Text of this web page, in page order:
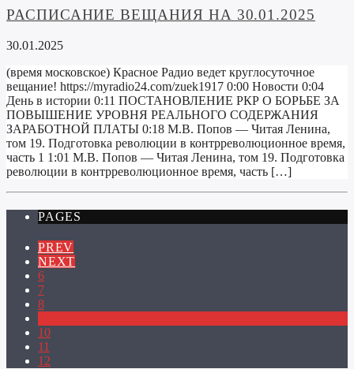
РАСПИСАНИЕ ВЕЩАНИЯ НА 30.01.2025
30.01.2025
(время московское) Красное Радио ведет круглосуточное
вещание! https://myradio24.com/zuek1917 0:00 Новости 0:04
День в истории 0:11 ПОСТАНОВЛЕНИЕ РКР О БОРЬБЕ ЗА
ПОВЫШЕНИЕ УРОВНЯ РЕАЛЬНОГО СОДЕРЖАНИЯ
ЗАРАБОТНОЙ ПЛАТЫ 0:18 М.В. Попов — Читая Ленина,
том 19. Подготовка революции в контрреволюционное время,
часть 1 1:01 М.В. Попов — Читая Ленина, том 19. Подготовка
революции в контрреволюционное время, часть […]
PAGES
PREV
NEXT
6
7
8
10
11
12